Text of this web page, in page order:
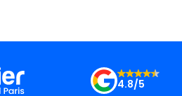
4.8/5